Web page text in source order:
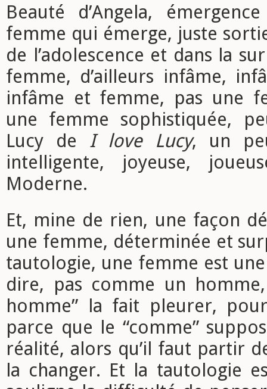
Beauté d’Angela,
femme qui émerge, juste
de l’adolescence et dans la
femme, d’ailleurs infâme,
infâme et femme, pas une
une femme sophistiquée,
Lucy de I love Lucy, un
intelligente, joyeuse,
Moderne.
Et, mine de rien, une façon
une femme, déterminée et
tautologie, une femme est une
dire, pas comme un
homme” la fait pleurer,
parce que le “comme”
réalité, alors qu’il faut partir
la changer. Et la tautologie